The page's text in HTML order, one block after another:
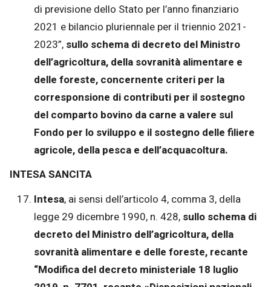
di previsione dello Stato per l’anno finanziario
2021 e bilancio pluriennale per il triennio 2021-
2023”, sullo schema di decreto del Ministro
dell’agricoltura, della sovranità alimentare e
delle foreste, concernente criteri per la
corresponsione di contributi per il sostegno
del comparto bovino da carne a valere sul
Fondo per lo sviluppo e il sostegno delle filiere
agricole, della pesca e dell’acquacoltura.
INTESA SANCITA
Intesa, ai sensi dell’articolo 4, comma 3, della
legge 29 dicembre 1990, n. 428, sullo schema di
decreto del Ministro dell’agricoltura, della
sovranità alimentare e delle foreste, recante
“Modifica del decreto ministeriale 18 luglio